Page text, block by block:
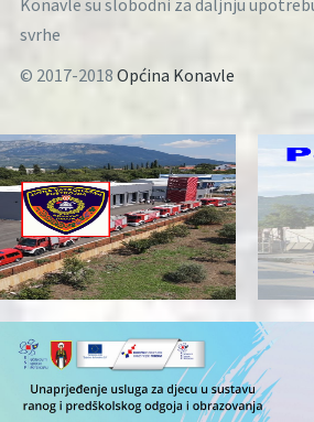
Konavle su slobodni za daljnju
svrhe
© 2017-2018 Općina Konavle